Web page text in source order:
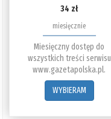
34 zł
miesięcznie
Miesięczny dostęp do
wszystkich treści serwisu
www.gazetapolska.pl.
WYBIERAM